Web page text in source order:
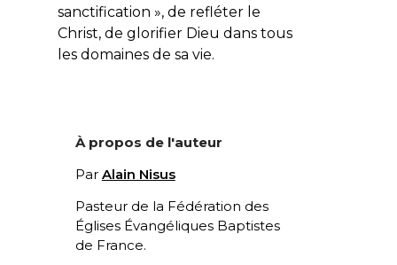
sanctification », de refléter le
Christ, de glorifier Dieu dans tous
les domaines de sa vie.
À propos de l'auteur
Par Alain Nisus
Pasteur de la Fédération des
Églises Évangéliques Baptistes
de France.